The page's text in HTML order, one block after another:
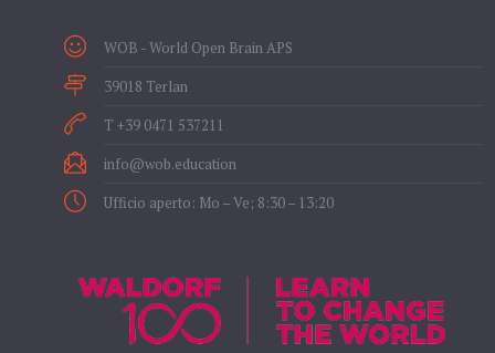
WOB - World Open Brain APS
39018 Terlan
T +39 0471 537211
info@wob.education
Ufficio aperto: Mo – Ve; 8:30 – 13:20